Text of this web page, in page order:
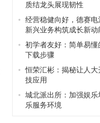
质结龙头展现韧性
经营稳健向好，德赛
新兴业务构筑成长新动
初学者友好：简单易
下载步骤
恒荣汇彬：揭秘让人
技应用
城北派出所：加强娱
乐服务环境